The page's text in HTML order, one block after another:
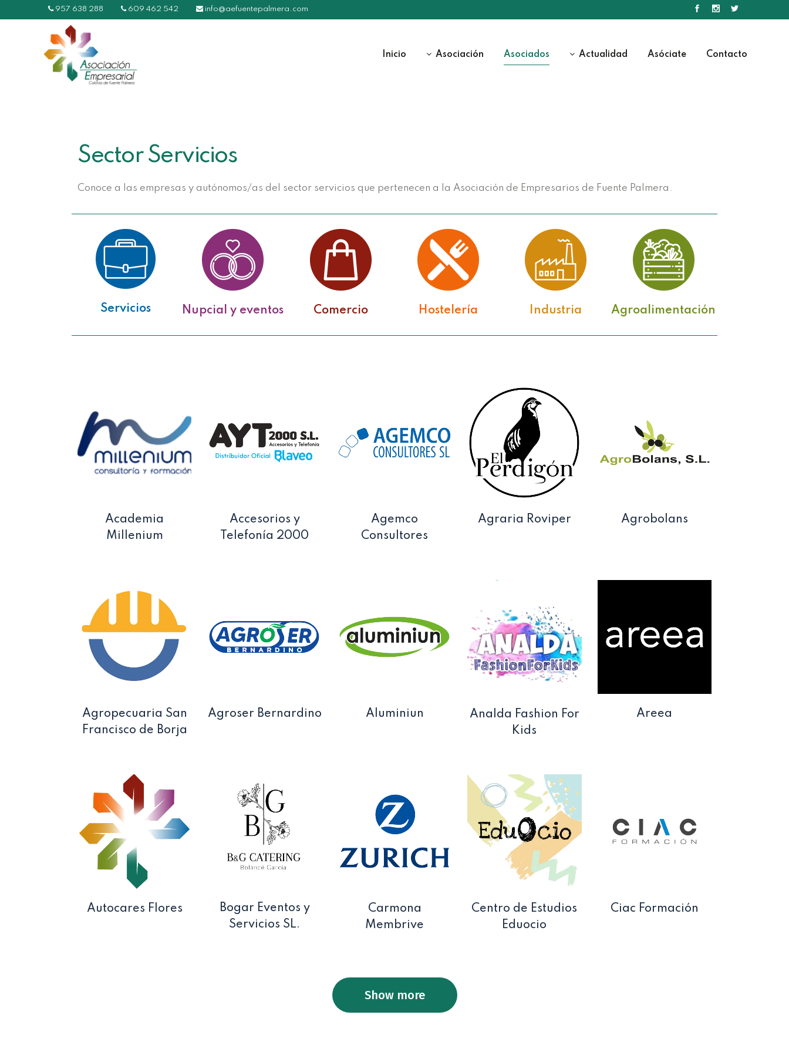
957 638 288 609 462 542 info@aefuentepalmera.com
Inicio Asociación Asociados Actualidad Asóciate Contacto
Sector Servicios
Conoce a las empresas y autónomos/as del sector servicios que pertenecen a la Asociación de Empresarios de Fuente Palmera.
Servicios Nupcial y eventos Comercio Hostelería Industria Agroalimentación
Academia
Millenium
Accesorios y
Telefonía 2000
Agemco
Consultores
Agraria Roviper Agrobolans
Agropecuaria San
Francisco de Borja
Agroser Bernardino Aluminiun
Analda Fashion For
Kids
Areea
Autocares Flores
Bogar Eventos y
Servicios SL.
Carmona
Membrive
Centro de Estudios
Eduocio
Ciac Formación
Show more